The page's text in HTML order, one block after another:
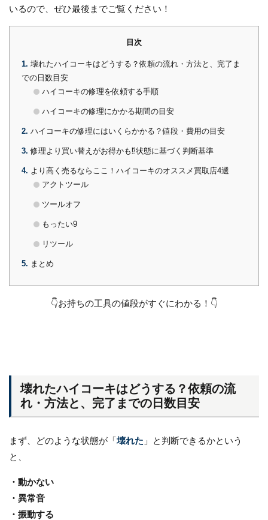
いるので、ぜひ最後までご覧ください！
目次
1 壊れたハイコーキはどうする？依頼の流れ・方法と、完了ま
での日数目安
ハイコーキの修理を依頼する手順
ハイコーキの修理にかかる期間の目安
2 ハイコーキの修理にはいくらかかる？値段・費用の目安
3 修理より買い替えがお得かも⁉状態に基づく判断基準
4
より高く売るならここ！ハイコーキのオススメ買取店4選
アクトツール
ツールオフ
もったい9
リツール
5 まとめ
👇お持ちの工具の値段がすぐにわかる！👇
壊れたハイコーキはどうする？依頼の流
れ・方法と、完了までの日数目安
まず、どのような状態が「壊れた 」と判断できるかという
と、
・動かない
・異常音
・振動する